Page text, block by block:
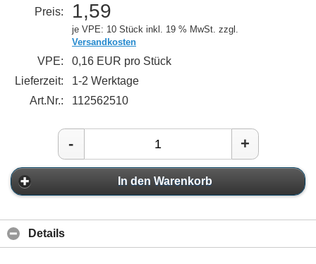
Preis: 1,59
je VPE: 10 Stück inkl. 19 % MwSt. zzgl.
Versandkosten
VPE:
0,16 EUR pro Stück
Lieferzeit:
1-2 Werktage
Art.Nr.:
112562510
- +
In den Warenkorb
Details